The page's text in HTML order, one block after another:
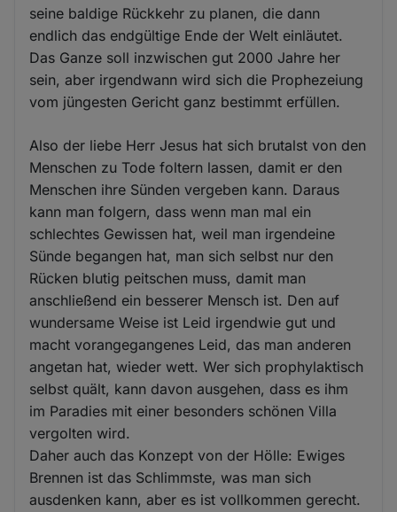
seine baldige Rückkehr zu planen, die dann
endlich das endgültige Ende der Welt einläutet.
Das Ganze soll inzwischen gut 2000 Jahre her
sein, aber irgendwann wird sich die Prophezeiung
vom jüngesten Gericht ganz bestimmt erfüllen.
Also der liebe Herr Jesus hat sich brutalst von den
Menschen zu Tode foltern lassen, damit er den
Menschen ihre Sünden vergeben kann. Daraus
kann man folgern, dass wenn man mal ein
schlechtes Gewissen hat, weil man irgendeine
Sünde begangen hat, man sich selbst nur den
Rücken blutig peitschen muss, damit man
anschließend ein besserer Mensch ist. Den auf
wundersame Weise ist Leid irgendwie gut und
macht vorangegangenes Leid, das man anderen
angetan hat, wieder wett. Wer sich prophylaktisch
selbst quält, kann davon ausgehen, dass es ihm
im Paradies mit einer besonders schönen Villa
vergolten wird.
Daher auch das Konzept von der Hölle: Ewiges
Brennen ist das Schlimmste, was man sich
ausdenken kann, aber es ist vollkommen gerecht.